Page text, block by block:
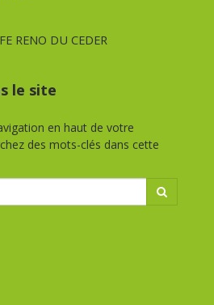
RENO DU CEDER
le site
en haut de votre
des mots-clés dans cette